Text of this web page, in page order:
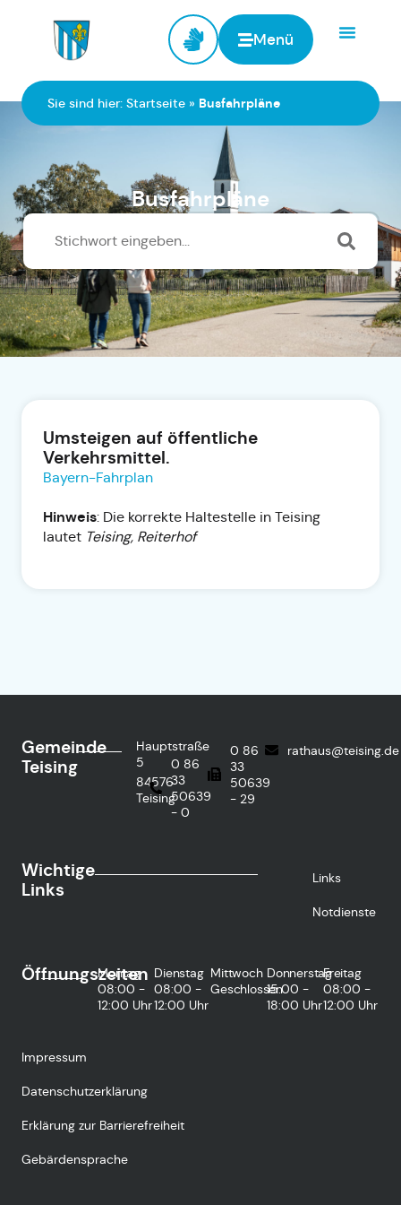
Menü
Sie sind hier: Startseite » Busfahrpläne
Busfahrpläne
Umsteigen auf öffentliche
Verkehrsmittel.
Bayern-Fahrplan
Hinweis: Die korrekte Haltestelle in Teising
lautet Teising, Reiterhof
Gemeinde
Teising
Hauptstraße
5
84576
Teising
0 86
33
50639
- 0
0 86
33
50639
- 29
rathaus@teising.de
Wichtige
Links
Links
Notdienste
Öffnungszeiten
Montag
08:00 -
12:00 Uhr
Dienstag
08:00 -
12:00 Uhr
Mittwoch
Geschlossen
Donnerstag
15:00 -
18:00 Uhr
Freitag
08:00 -
12:00 Uhr
Impressum
Datenschutzerklärung
Erklärung zur Barrierefreiheit
Gebärdensprache